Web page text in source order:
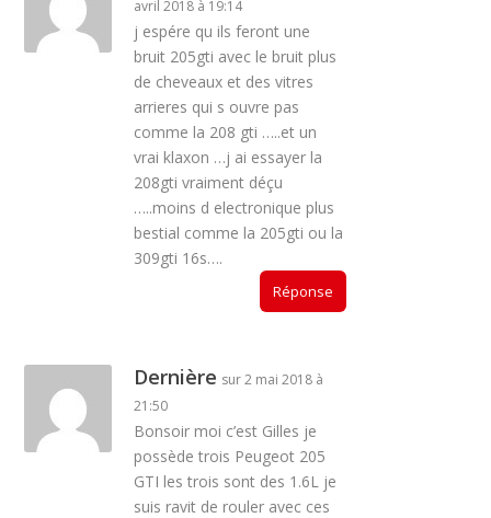
avril 2018 à 19:14
j espére qu ils feront une
bruit 205gti avec le bruit plus
de cheveaux et des vitres
arrieres qui s ouvre pas
comme la 208 gti …..et un
vrai klaxon …j ai essayer la
208gti vraiment déçu
…..moins d electronique plus
bestial comme la 205gti ou la
309gti 16s….
Réponse
Dernière sur 2 mai 2018 à
21:50
Bonsoir moi c’est Gilles je
possède trois Peugeot 205
GTI les trois sont des 1.6L je
suis ravit de rouler avec ces